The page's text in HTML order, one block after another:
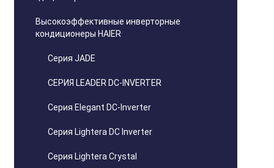
Высокоэффективные инверторные
кондиционеры HAIER
Серия JADE
СЕРИЯ LEADER DC-INVERTER
Серия Elegant DC-Inverter
Серия Lightera DC Inverter
Серия Lightera Crystal